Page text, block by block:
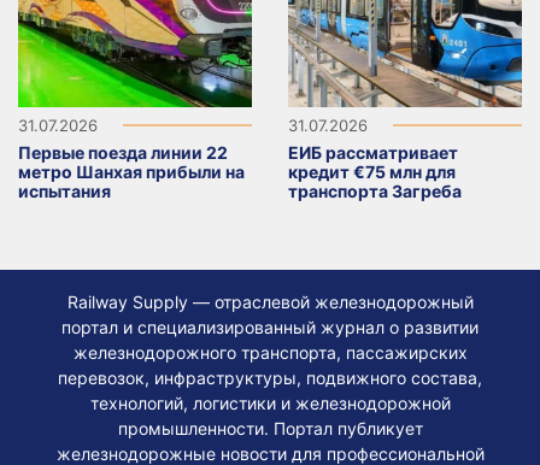
31.07.2026
Первые поезда линии 22
метро Шанхая прибыли на
испытания
31.07.2026
ЕИБ рассматривает
кредит €75 млн для
транспорта Загреба
Railway Supply — отраслевой железнодорожный
портал и специализированный журнал о развитии
железнодорожного транспорта, пассажирских
перевозок, инфраструктуры, подвижного состава,
технологий, логистики и железнодорожной
промышленности. Портал публикует
железнодорожные новости для профессиональной